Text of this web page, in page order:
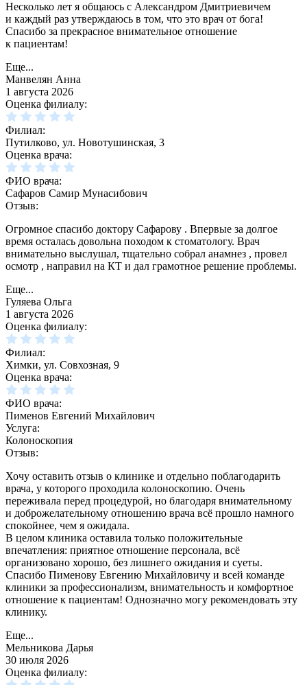
Несколько лет я общаюсь с Александром Дмитриевичем
и каждый раз утверждаюсь в том, что это врач от бога!
Спасибо за прекрасное внимательное отношение
к пациентам!
Еще...
Манвелян Анна
1 августа 2026
Оценка филиалу:
Филиал:
Путилково, ул. Новотушинская, 3
Оценка врача:
ФИО врача:
Сафаров Самир Мунасибович
Отзыв:
Огромное спасибо доктору Сафарову . Впервые за долгое
время осталась довольна походом к стоматологу. Врач
внимательно выслушал, тщательно собрал анамнез , провел
осмотр , направил на КТ и дал грамотное решение проблемы.
Еще...
Гуляева Ольга
1 августа 2026
Оценка филиалу:
Филиал:
Химки, ул. Совхозная, 9
Оценка врача:
ФИО врача:
Пименов Евгений Михайлович
Услуга:
Колоноскопия
Отзыв:
Хочу оставить отзыв о клинике и отдельно поблагодарить
врача, у которого проходила колоноскопию. Очень
переживала перед процедурой, но благодаря внимательному
и доброжелательному отношению врача всё прошло намного
спокойнее, чем я ожидала.
В целом клиника оставила только положительные
впечатления: приятное отношение персонала, всё
организовано хорошо, без лишнего ожидания и суеты.
Спасибо Пименову Евгению Михайловичу и всей команде
клиники за профессионализм, внимательность и комфортное
отношение к пациентам! Однозначно могу рекомендовать эту
клинику.
Еще...
Мельникова Дарья
30 июля 2026
Оценка филиалу: